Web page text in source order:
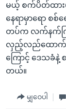
မယ့် စက်ပိတ်ထား
နေရာမှာရော စစ်
တပ်က လက်နက်ကြီ
လှည့်လည်ထောက်လှ
ကြောင့် ဒေသခံနဲ့
တယ်။
မျှဝေပါ